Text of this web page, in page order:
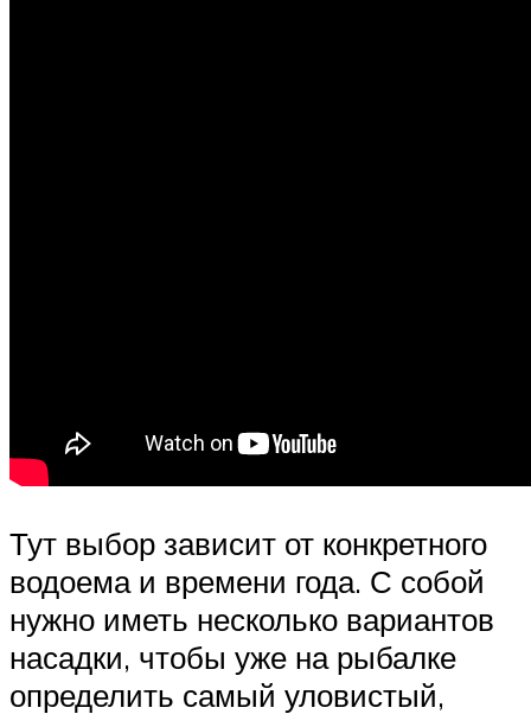
Тут выбор зависит от конкретного
водоема и времени года. С собой
нужно иметь несколько вариантов
насадки, чтобы уже на рыбалке
определить самый уловистый,